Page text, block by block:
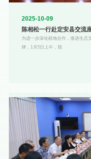
2025-10-09
陈相松一行赴定安县交流
为进一步深化校地合作，推进生态
牌，1月5日上午，我